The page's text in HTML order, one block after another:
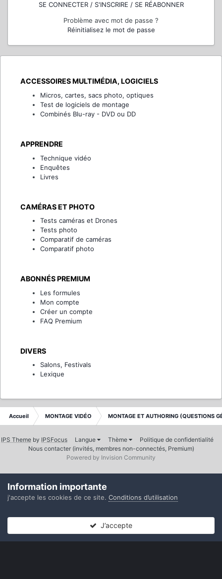
SE CONNECTER / S'INSCRIRE / SE RÉABONNER
Problème avec mot de passe ?
Réinitialisez le mot de passe
ACCESSOIRES MULTIMÉDIA, LOGICIELS
Micros, cartes, sacs photo, optiques
Test de logiciels de montage
Combinés Blu-ray - DVD ou DD
APPRENDRE
Technique vidéo
Enquêtes
Livres
CAMÉRAS ET PHOTO
Tests caméras et Drones
Tests photo
Comparatif de caméras
Comparatif photo
ABONNÉS PREMIUM
Les formules
Mon compte
Créer un compte
FAQ Premium
DIVERS
Salons, Festivals
Lexique
Accueil MONTAGE VIDÉO MONTAGE ET AUTHORING (QUESTIONS
IPS Theme by IPSFocus Langue Thème
Politique de confidentialité
Nous contacter (invités, membres non-connectés, Premium)
Powered by Invision Community
Information importante
j'accepte les cookies de ce site. Conditions d’utilisation
J’accepte